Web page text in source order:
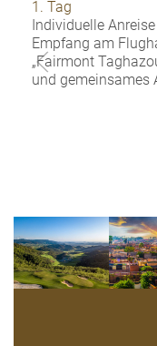
1. Tag
Individuelle
Empfang am
„Fairmont
und gemeinsames